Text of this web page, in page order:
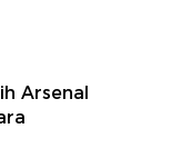
Arsenal